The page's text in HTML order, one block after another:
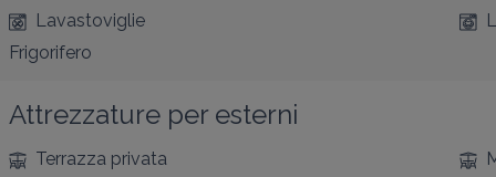
Lavastoviglie
Frigorifero
Attrezzature per esterni
Terrazza privata